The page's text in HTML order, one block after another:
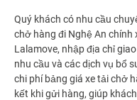
Quý khách có nhu cầu
chở hàng đi Nghệ An chính
Lalamove, nhập địa chỉ
nhu cầu và các dịch vụ bổ
chi phí bảng giá xe tải chở
kết khi gửi hàng, giúp